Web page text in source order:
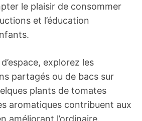
le plaisir de consommer
et l’éducation
explorez les
partagés ou de bacs sur
plants de tomates
aromatiques contribuent aux
améliorant l’ordinaire.